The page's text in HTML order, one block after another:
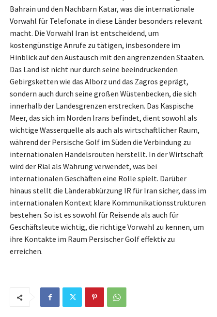
Bahrain und den Nachbarn Katar, was die internationale
Vorwahl für Telefonate in diese Länder besonders relevant
macht. Die Vorwahl Iran ist entscheidend, um
kostengünstige Anrufe zu tätigen, insbesondere im
Hinblick auf den Austausch mit den angrenzenden Staaten.
Das Land ist nicht nur durch seine beeindruckenden
Gebirgsketten wie das Alborz und das Zagros geprägt,
sondern auch durch seine großen Wüstenbecken, die sich
innerhalb der Landesgrenzen erstrecken. Das Kaspische
Meer, das sich im Norden Irans befindet, dient sowohl als
wichtige Wasserquelle als auch als wirtschaftlicher Raum,
während der Persische Golf im Süden die Verbindung zu
internationalen Handelsrouten herstellt. In der Wirtschaft
wird der Rial als Währung verwendet, was bei
internationalen Geschäften eine Rolle spielt. Darüber
hinaus stellt die Länderabkürzung IR für Iran sicher, dass im
internationalen Kontext klare Kommunikationsstrukturen
bestehen. So ist es sowohl für Reisende als auch für
Geschäftsleute wichtig, die richtige Vorwahl zu kennen, um
ihre Kontakte im Raum Persischer Golf effektiv zu
erreichen.